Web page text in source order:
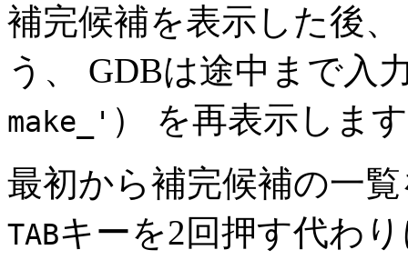
補完候補を表示した後
う、 GDBは途中まで入
make_' ） を再表示しま
最初から補完候補の一
TABキーを2回押す代わ